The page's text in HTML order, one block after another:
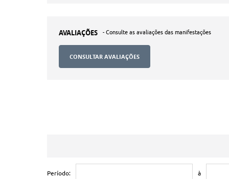
AVALIAÇÕES - Consulte as avaliações das manifestações
CONSULTAR AVALIAÇÕES
Período: à